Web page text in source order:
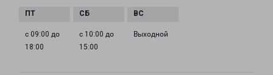
с 09:00 до
18:00
с 10:00 до
15:00
Выходной